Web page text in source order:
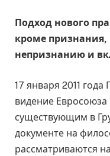
Подход нового
кроме признания,
непризнанию и
17 января 2011
видение
существующим в
документе на
рассматриваются